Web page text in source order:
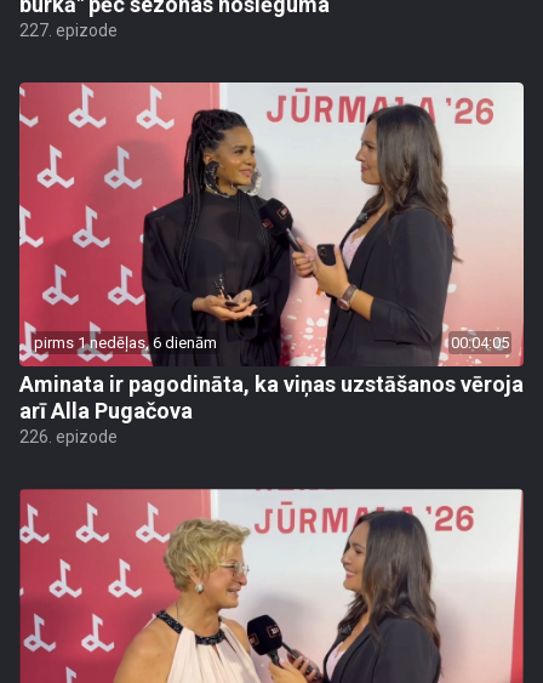
227. epizode
pirms 1 nedēļas, 6 dienām 00:04:05
Aminata ir pagodināta, ka viņas uzstāšanos vēroja
arī Alla Pugačova
226. epizode